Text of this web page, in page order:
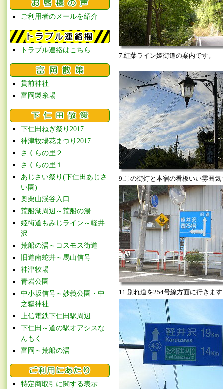
ご利用者のメールを紹介
トラブル連絡はこちら
貫前神社
富岡製糸場
下仁田ねぎ祭り2017
神津牧場花まつり2017
さくらの里２
さくらの里１
あじさい祭り(下仁田あじさ
い園)
奥栗山渓谷入口
荒船湖周辺～荒船の湯
姫街道もみじライン～軽井
沢
荒船の湯～コスモス街道
旧道南蛇井～馬山信号
神津牧場
青岩公園
中小坂信号～妙義公園・中
之嶽神社
上信電鉄下仁田駅周辺
下仁田～道の駅オアシスな
んもく
富岡～荒船の湯
特定商取引に関する表示
7.紅葉ライン姫街道の案内です。
9.この街灯と本宿の看板いい雰囲気
11.別れ道を254号線方面に行きま